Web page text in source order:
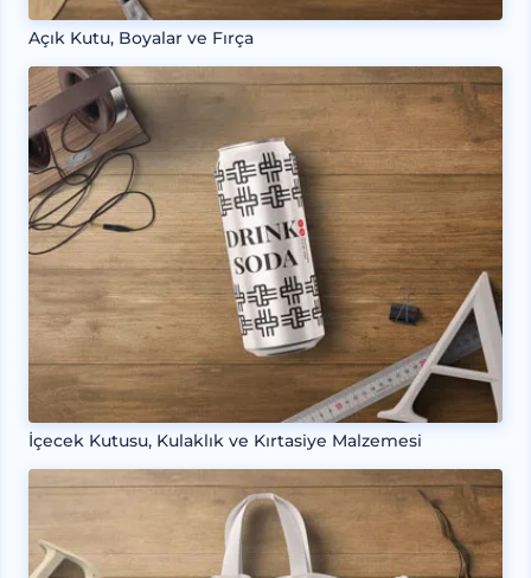
Açık Kutu, Boyalar ve Fırça
İçecek Kutusu, Kulaklık ve Kırtasiye Malzemesi